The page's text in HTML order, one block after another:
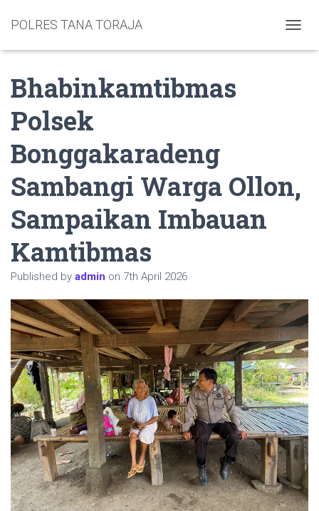
POLRES TANA TORAJA
Bhabinkamtibmas
Polsek
Bonggakaradeng
Sambangi Warga Ollon,
Sampaikan Imbauan
Kamtibmas
Published by admin on 7th April 2026